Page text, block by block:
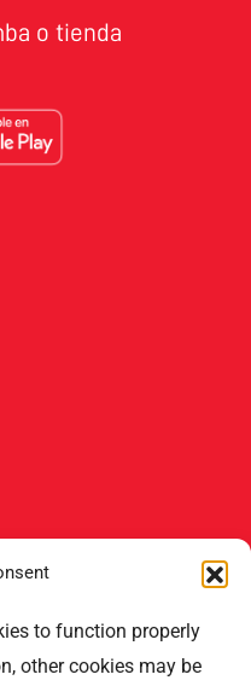
to function properly
other cookies may be
o tienda